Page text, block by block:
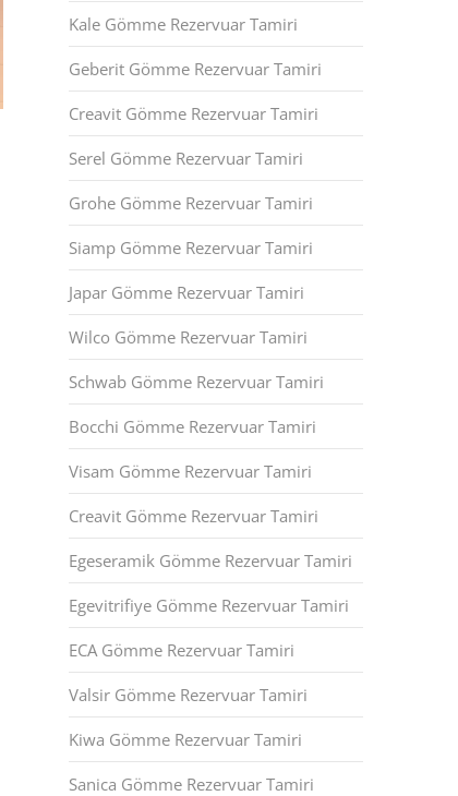
Kale Gömme Rezervuar Tamiri
Geberit Gömme Rezervuar Tamiri
Creavit Gömme Rezervuar Tamiri
Serel Gömme Rezervuar Tamiri
Grohe Gömme Rezervuar Tamiri
Siamp Gömme Rezervuar Tamiri
Japar Gömme Rezervuar Tamiri
Wilco Gömme Rezervuar Tamiri
Schwab Gömme Rezervuar Tamiri
Bocchi Gömme Rezervuar Tamiri
Visam Gömme Rezervuar Tamiri
Creavit Gömme Rezervuar Tamiri
Egeseramik Gömme Rezervuar Tamiri
Egevitrifiye Gömme Rezervuar Tamiri
ECA Gömme Rezervuar Tamiri
Valsir Gömme Rezervuar Tamiri
Kiwa Gömme Rezervuar Tamiri
Sanica Gömme Rezervuar Tamiri